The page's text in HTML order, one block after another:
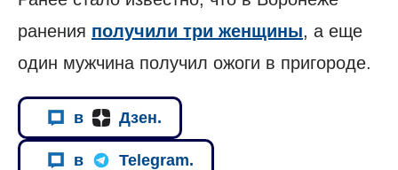
ранения получили три женщины, а еще
один мужчина получил ожоги в пригороде.
в Дзен.
в Telegram.